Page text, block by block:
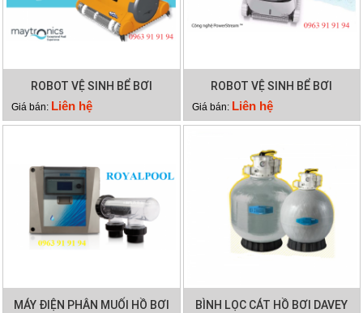
ROBOT VỆ SINH BỂ BƠI
DOLPHIN WAVE 75
Giá bán: Liên hệ
ROBOT VỆ SINH BỂ BƠI
DOLPHIN X40 PLUS
Giá bán: Liên hệ
MÁY ĐIỆN PHÂN MUỐI HỒ BƠI
BÌNH LỌC CÁT HỒ BƠI DAVEY